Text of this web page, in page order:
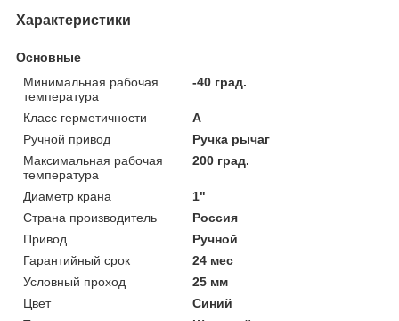
Характеристики
Основные
Минимальная рабочая
температура
-40 град.
Класс герметичности
А
Ручной привод
Ручка рычаг
Максимальная рабочая
температура
200 град.
Диаметр крана
1"
Страна производитель
Россия
Привод
Ручной
Гарантийный срок
24 мес
Условный проход
25 мм
Цвет
Синий